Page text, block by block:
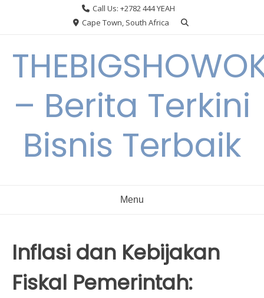
Call Us: +2782 444 YEAH
Cape Town, South Africa
– Berita Terkini
Bisnis Terbaik
Menu
Inflasi dan Kebijakan
Fiskal Pemerintah: